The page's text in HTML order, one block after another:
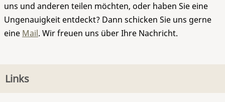
uns und anderen teilen möchten, oder haben Sie eine
Ungenauigkeit entdeckt? Dann schicken Sie uns gerne
eine Mail. Wir freuen uns über Ihre Nachricht.
Links